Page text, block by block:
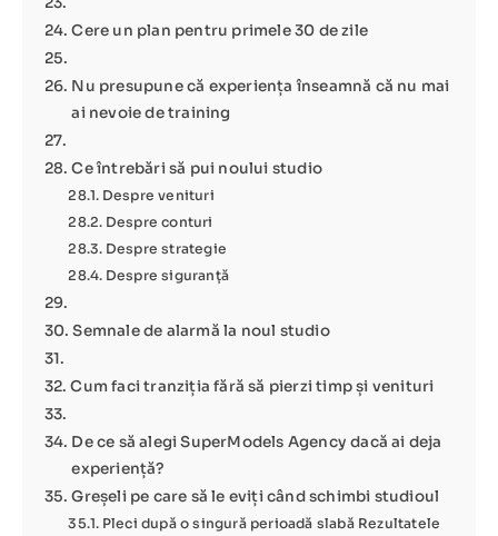
Cere un plan pentru primele 30 de zile
Nu presupune că experiența înseamnă că nu mai
ai nevoie de training
Ce întrebări să pui noului studio
Despre venituri
Despre conturi
Despre strategie
Despre siguranță
Semnale de alarmă la noul studio
Cum faci tranziția fără să pierzi timp și venituri
De ce să alegi SuperModels Agency dacă ai deja
experiență?
Greșeli pe care să le eviți când schimbi studioul
Pleci după o singură perioadă slabă Rezultatele